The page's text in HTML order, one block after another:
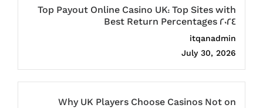
Top Payout Online Casino UK: Top Sites with
Best Return Percentages 2024
itqanadmin
July 30, 2026
Why UK Players Choose Casinos Not on